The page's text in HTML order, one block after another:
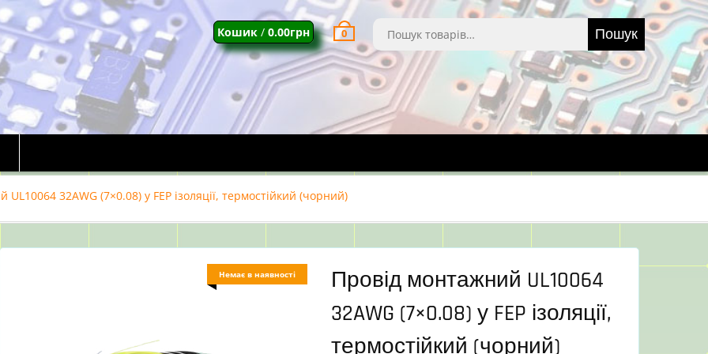
Шукати: Пошук
Кошик / 0.00грн 0
32AWG (7×0.08) у FEP ізоляції, термостійкий (чорний)
Немає в наявності
Провід монтажний UL10064
32AWG (7×0.08) у FEP ізоляції,
термостійкий (чорний)